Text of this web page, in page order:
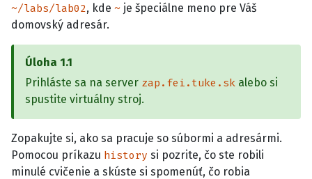
~/labs/lab02, kde ~ je špeciálne meno pre Váš
domovský adresár.
Úloha 1.1
Prihláste sa na server zap.fei.tuke.sk alebo si
spustite virtuálny stroj.
Zopakujte si, ako sa pracuje so súbormi a adresármi.
Pomocou príkazu history si pozrite, čo ste robili
minulé cvičenie a skúste si spomenúť, čo robia